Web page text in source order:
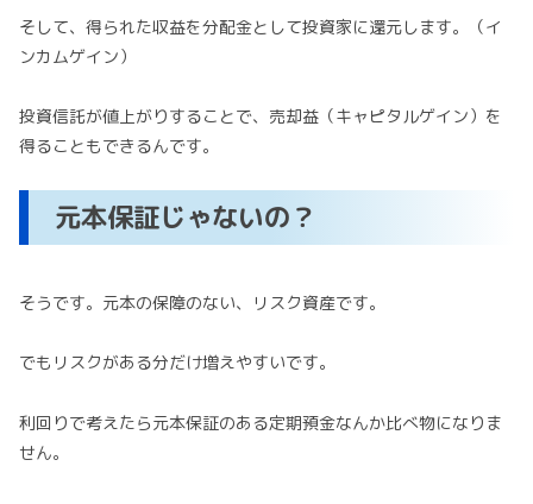
そして、得られた収益を分配金として投資家に還元します。（イ
ンカムゲイン）
投資信託が値上がりすることで、売却益（キャピタルゲイン）を
得ることもできるんです。
元本保証じゃないの？
そうです。元本の保障のない、リスク資産です。
でもリスクがある分だけ増えやすいです。
利回りで考えたら元本保証のある定期預金なんか比べ物になりま
せん。